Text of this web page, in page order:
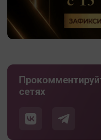
сетях